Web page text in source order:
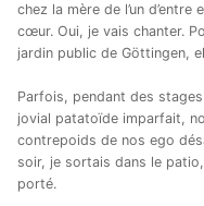
chez la mère de l’un
cœur. Oui, je vais chanter.
jardin public de Göttingen,
Parfois, pendant des
jovial patatoïde imparfait,
contrepoids de nos ego
soir, je sortais dans le
porté.